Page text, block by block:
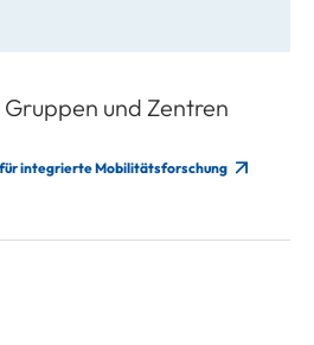
und Zentren
integrierte Mobilitätsforschung